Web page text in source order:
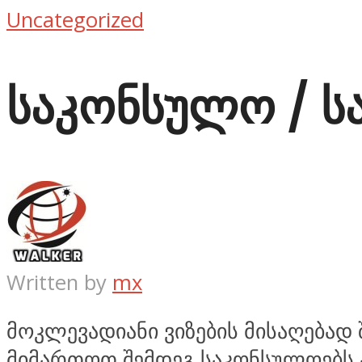
Uncategorized
საკონსულო /
Written by mx
მოკლევადიანი ვიზების